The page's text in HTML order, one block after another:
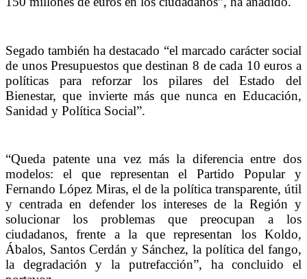
Segado también ha destacado “el marcado carácter social
de unos Presupuestos que destinan 8 de cada 10 euros a
políticas para reforzar los pilares del Estado del
Bienestar, que invierte más que nunca en Educación,
Sanidad y Política Social”.
“Queda patente una vez más la diferencia entre dos
modelos: el que representan el Partido Popular y
Fernando López Miras, el de la política transparente, útil
y centrada en defender los intereses de la Región y
solucionar los problemas que preocupan a los
ciudadanos, frente a la que representan los Koldo,
Ábalos, Santos Cerdán y Sánchez, la política del fango,
la degradación y la putrefacción”, ha concluido el